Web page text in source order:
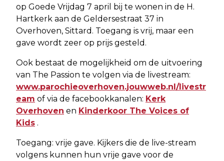
op Goede Vrijdag 7 april bij te wonen in de H.
Hartkerk aan de Geldersestraat 37 in
Overhoven, Sittard. Toegang is vrij, maar een
gave wordt zeer op prijs gesteld.
Ook bestaat de mogelijkheid om de uitvoering
van The Passion te volgen via de livestream:
www.parochieoverhoven.jouwweb.nl/livestr
eam of via de facebookkanalen: Kerk
Overhoven en Kinderkoor The Voices of
Kids .
Toegang: vrije gave. Kijkers die de live-stream
volgens kunnen hun vrije gave voor de